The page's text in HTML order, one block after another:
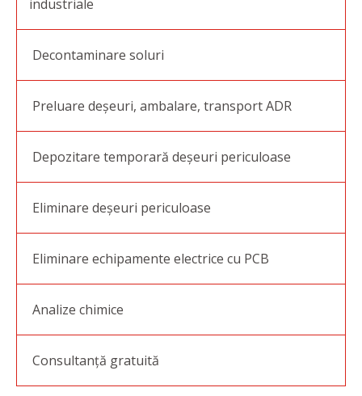
industriale
Decontaminare soluri
Preluare deșeuri, ambalare, transport ADR
Depozitare temporară deșeuri periculoase
Eliminare deșeuri periculoase
Eliminare echipamente electrice cu PCB
Analize chimice
Consultanță gratuită